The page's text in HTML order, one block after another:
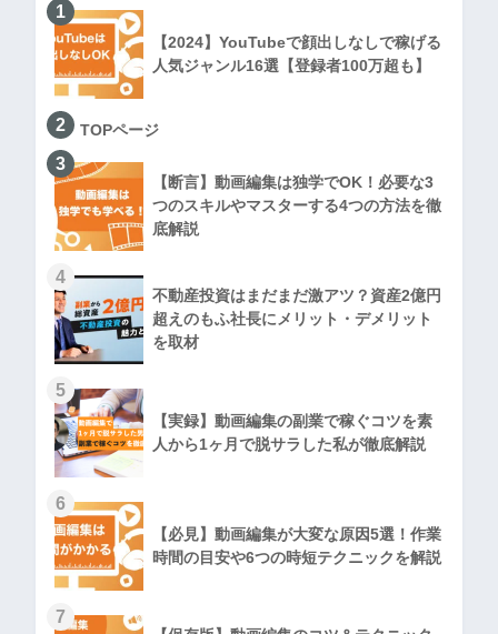
1
【2024】YouTubeで顔出しなしで稼げる
人気ジャンル16選【登録者100万超も】
2 TOPページ
3
【断言】動画編集は独学でOK！必要な3
つのスキルやマスターする4つの方法を徹
底解説
4
不動産投資はまだまだ激アツ？資産2億円
超えのもふ社長にメリット・デメリット
を取材
5
【実録】動画編集の副業で稼ぐコツを素
人から1ヶ月で脱サラした私が徹底解説
6
【必見】動画編集が大変な原因5選！作業
時間の目安や6つの時短テクニックを解説
7